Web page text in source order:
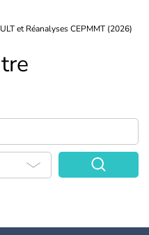
et Réanalyses CEPMMT (2026)